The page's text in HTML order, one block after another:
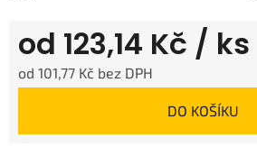
od 123,14 Kč / ks
od 101,77 Kč bez DPH
DO KOŠÍKU